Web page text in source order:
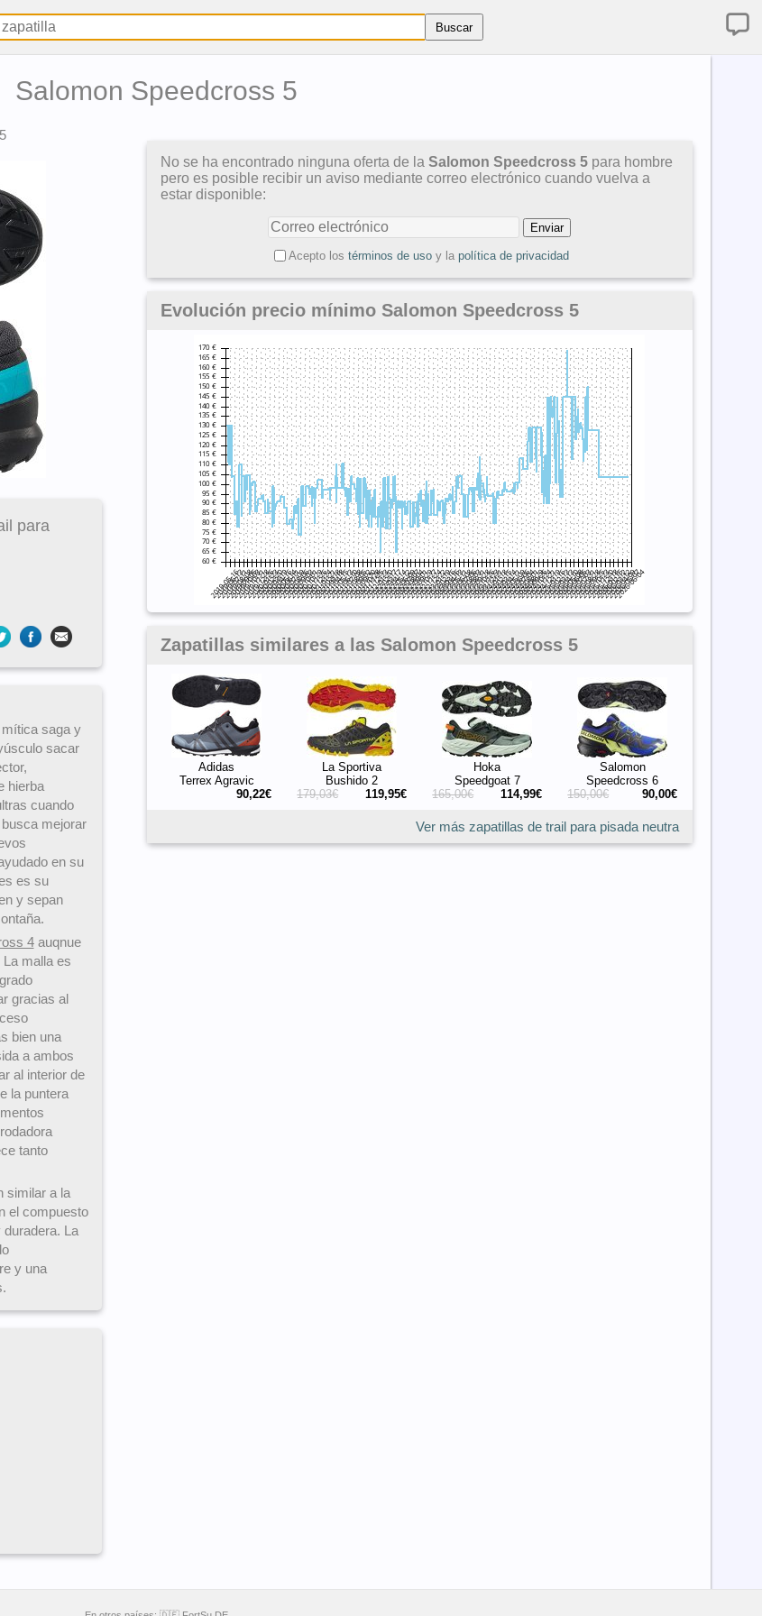
Salomon Speedcross 5
para
saga y
sacar
hierba
cuando
mejorar
en su
es su
y sepan
4auqnue
malla es
gracias al
bien una
a ambos
al interior de
la puntera
tanto
similar a la
el compuesto
duradera. La
y una
No se ha encontrado ninguna oferta de la Salomon Speedcross 5 para hombre
pero es posible recibir un aviso mediante correo electrónico cuando vuelva a
estar disponible:
Acepto los términos de usoy la política de privacidad
Evolución precio mínimo Salomon Speedcross 5
Zapatillas similares a las Salomon Speedcross 5
Adidas
Terrex Agravic
90,22€
La Sportiva
Bushido 2
179,03€
119,95€
Hoka
Speedgoat 7
165,00€
114,99€
Salomon
Speedcross 6
150,00€
90,00€
Ver más zapatillas de trail para pisada neutra